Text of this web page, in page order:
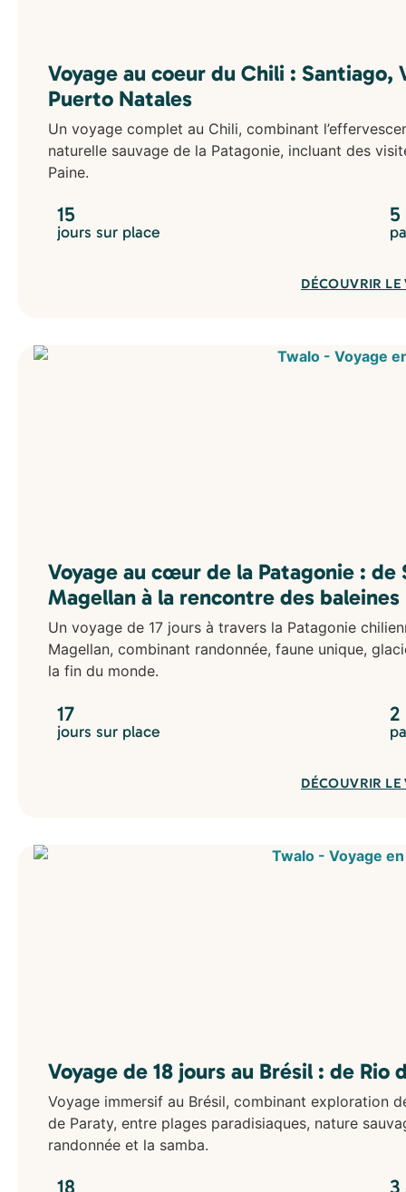
Voyage au coeur du Chili : Santiago,
Puerto Natales
Un voyage complet au Chili, combinant
naturelle sauvage de la Patagonie, incluant des
Paine.
15
jours sur place
DÉCOUVRIR LE
Voyage au cœur de la Patagonie : de
Magellan à la rencontre des baleines
Un voyage de 17 jours à travers la Patagonie
Magellan, combinant randonnée, faune unique,
la fin du monde.
17
jours sur place
2
DÉCOUVRIR LE
Voyage de 18 jours au Brésil : de Rio
Voyage immersif au Brésil, combinant exploration
de Paraty, entre plages paradisiaques, nature
randonnée et la samba.
18 3